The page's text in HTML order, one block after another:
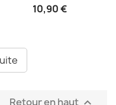
10,90 €
Retour en haut